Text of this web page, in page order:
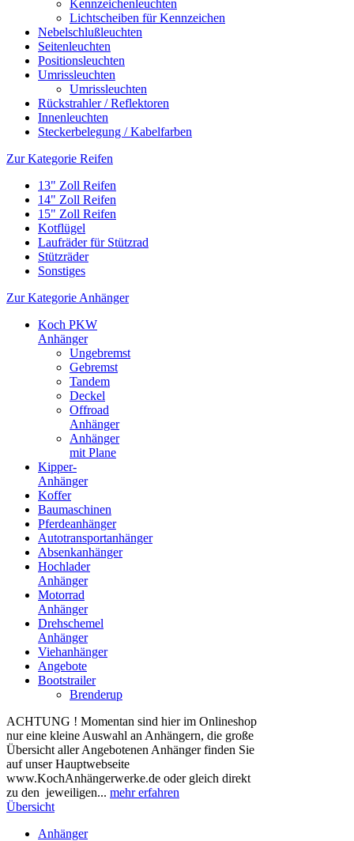
Kennzeichenleuchten
Lichtscheiben für Kennzeichen
Nebelschlußleuchten
Seitenleuchten
Positionsleuchten
Umrissleuchten
Umrissleuchten
Rückstrahler / Reflektoren
Innenleuchten
Steckerbelegung / Kabelfarben
Zur Kategorie Reifen
13" Zoll Reifen
14" Zoll Reifen
15" Zoll Reifen
Kotflügel
Laufräder für Stützrad
Stützräder
Sonstiges
Zur Kategorie Anhänger
Koch PKW
Anhänger
Ungebremst
Gebremst
Tandem
Deckel
Offroad
Anhänger
Anhänger
mit Plane
Kipper-
Anhänger
Koffer
Baumaschinen
Pferdeanhänger
Autotransportanhänger
Absenkanhänger
Hochlader
Anhänger
Motorrad
Anhänger
Drehschemel
Anhänger
Viehanhänger
Angebote
Bootstrailer
Brenderup
ACHTUNG ! Momentan sind hier im Onlineshop
nur eine kleine Auswahl an Anhängern, die große
Übersicht aller Angebotenen Anhänger finden Sie
auf unser Hauptwebseite
www.KochAnhängerwerke.de oder gleich direkt
zu den jeweiligen... mehr erfahren
Übersicht
Anhänger